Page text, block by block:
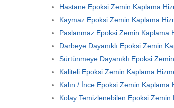
Hastane Epoksi Zemin Kaplama
Kaymaz Epoksi Zemin Kaplama
Paslanmaz Epoksi Zemin Kaplama
Darbeye Dayanıklı Epoksi Zemin
Sürtünmeye Dayanıklı Epoksi
Kaliteli Epoksi Zemin Kaplama
Kalın / İnce Epoksi Zemin Kaplama
Kolay Temizlenebilen Epoksi Zemin